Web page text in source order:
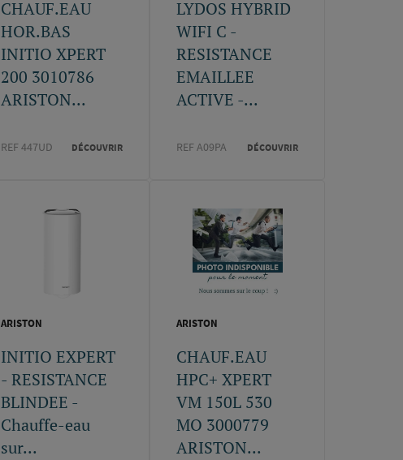
CHAUF.EAU
HOR.BAS
INITIO XPERT
200 3010786
ARISTON...
REF 447UD DÉCOUVRIR
LYDOS HYBRID
WIFI C -
RESISTANCE
EMAILLEE
ACTIVE -...
REF A09PA DÉCOUVRIR
ARISTON
INITIO EXPERT
- RESISTANCE
BLINDEE -
Chauffe-eau
sur...
ARISTON
CHAUF.EAU
HPC+ XPERT
VM 150L 530
MO 3000779
ARISTON...